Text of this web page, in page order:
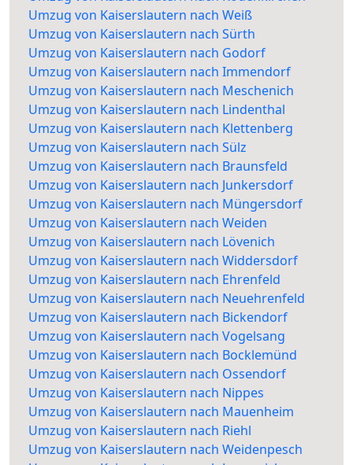
Umzug von Kaiserslautern nach Weiß
Umzug von Kaiserslautern nach Sürth
Umzug von Kaiserslautern nach Godorf
Umzug von Kaiserslautern nach Immendorf
Umzug von Kaiserslautern nach Meschenich
Umzug von Kaiserslautern nach Lindenthal
Umzug von Kaiserslautern nach Klettenberg
Umzug von Kaiserslautern nach Sülz
Umzug von Kaiserslautern nach Braunsfeld
Umzug von Kaiserslautern nach Junkersdorf
Umzug von Kaiserslautern nach Müngersdorf
Umzug von Kaiserslautern nach Weiden
Umzug von Kaiserslautern nach Lövenich
Umzug von Kaiserslautern nach Widdersdorf
Umzug von Kaiserslautern nach Ehrenfeld
Umzug von Kaiserslautern nach Neuehrenfeld
Umzug von Kaiserslautern nach Bickendorf
Umzug von Kaiserslautern nach Vogelsang
Umzug von Kaiserslautern nach Bocklemünd
Umzug von Kaiserslautern nach Ossendorf
Umzug von Kaiserslautern nach Nippes
Umzug von Kaiserslautern nach Mauenheim
Umzug von Kaiserslautern nach Riehl
Umzug von Kaiserslautern nach Weidenpesch